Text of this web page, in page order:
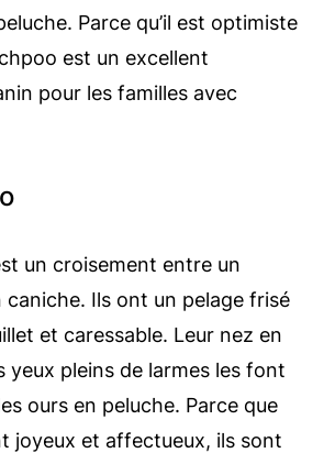
Parce qu’il est optimiste
est un excellent
pour les familles avec
un croisement entre un
caniche. Ils ont un pelage frisé
et caressable. Leur nez en
yeux pleins de larmes les font
ours en peluche. Parce que
joyeux et affectueux, ils sont